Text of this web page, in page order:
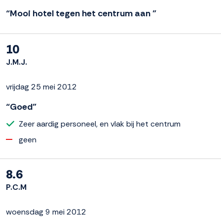
“Mooi hotel tegen het centrum aan ”
10
J.M.J.
vrijdag 25 mei 2012
“Goed”
Zeer aardig personeel, en vlak bij het centrum
geen
8.6
P.C.M
woensdag 9 mei 2012